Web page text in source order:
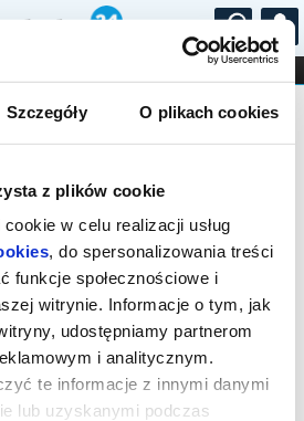
Szczegóły O plikach cookies
z plików cookie
w celu realizacji usług
, do spersonalizowania treści
funkcje społecznościowe i
witrynie. Informacje o tym, jak
udostępniamy partnerom
i analitycznym.
te informacje z innymi danymi
lub uzyskanymi podczas
...
I BALET
STAND-UP
on-line na wydarzenie